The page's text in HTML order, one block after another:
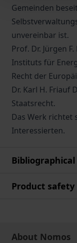
Gemeinden
unvereinbar ist.
Prof. Dr. Jürgen
Instituts für
Recht der
Dr. Karl H.
Staatsrecht.
Das Werk richtet
Interessierten.
Product
About Nomos